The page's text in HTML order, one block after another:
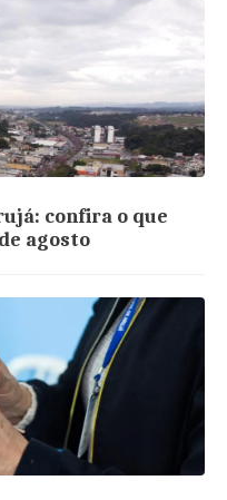
confira o que
agosto